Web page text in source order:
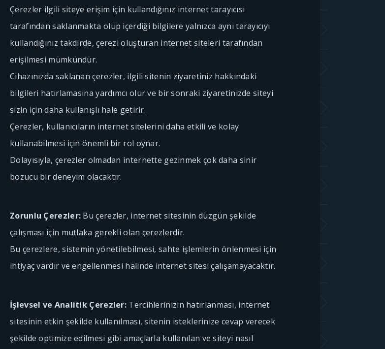
Çerezler ilgili siteye erişim için kullandığınız internet tarayıcısı
tarafından saklanmakta olup içerdiği bilgilere yalnızca aynı tarayıcıyı
kullandığınız takdirde, çerezi oluşturan internet siteleri tarafından
erişilmesi mümkündür.
Cihazınızda saklanan çerezler, ilgili sitenin ziyaretiniz hakkındaki
bilgileri hatırlamasına yardımcı olur ve bir sonraki ziyaretinizde siteyi
sizin için daha kullanışlı hale getirir.
Çerezler, kullanıcıların internet sitelerini daha etkili ve kolay
kullanabilmesi için önemli bir rol oynar.
Dolayısıyla, çerezler olmadan internette gezinmek çok daha sinir
bozucu bir deneyim olacaktır.
Zorunlu Çerezler: Bu çerezler, internet sitesinin düzgün şekilde
çalışması için mutlaka gerekli olan çerezlerdir.
Bu çerezlere, sistemin yönetilebilmesi, sahte işlemlerin önlenmesi için
ihtiyaç vardır ve engellenmesi halinde internet sitesi çalışamayacaktır.
İşlevsel ve Analitik Çerezler: Tercihlerinizin hatırlanması, internet
sitesinin etkin şekilde kullanılması, sitenin isteklerinize cevap verecek
şekilde optimize edilmesi gibi amaçlarla kullanılan ve siteyi nasıl